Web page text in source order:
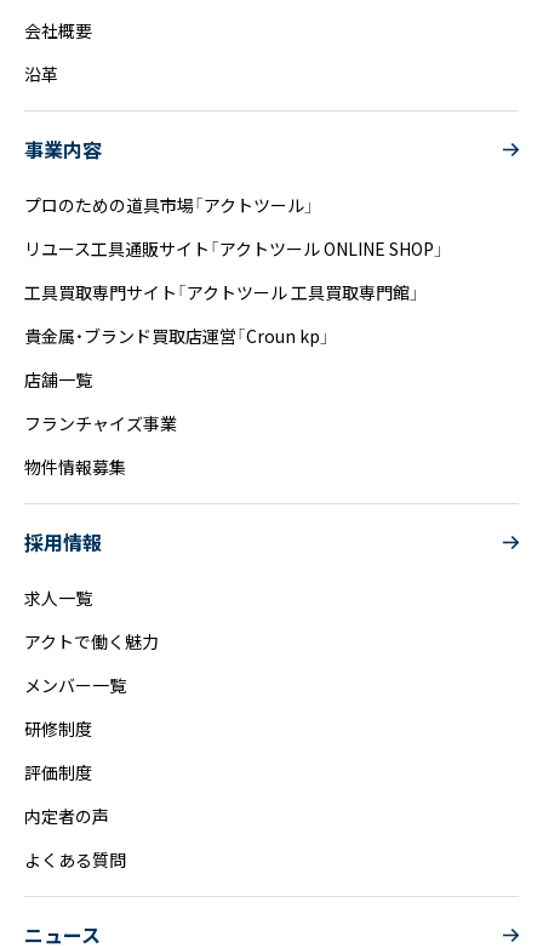
会社概要
沿革
事業内容
プロのための道具市場「アクトツール」
リユース工具通販サイト「アクトツール ONLINE SHOP」
工具買取専門サイト「アクトツール 工具買取専門館」
貴金属・ブランド買取店運営「Croun kp」
店舗一覧
フランチャイズ事業
物件情報募集
採用情報
求人一覧
アクトで働く魅力
メンバー一覧
研修制度
評価制度
内定者の声
よくある質問
ニュース